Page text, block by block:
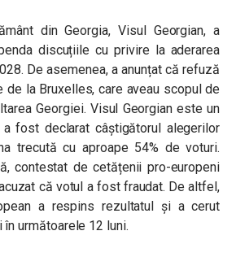
din Georgia, Visul Georgian, a
discuțiile cu privire la aderarea
De asemenea, a anunțat că refuză
de la Bruxelles, care aveau scopul de
Georgiei. Visul Georgian este un
fost declarat câștigătorul alegerilor
trecută cu aproape 54% de voturi.
contestat de cetățenii pro-europeni
că votul a fost fraudat. De altfel,
a respins rezultatul și a cerut
următoarele 12 luni.